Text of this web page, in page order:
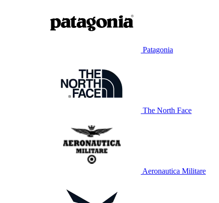
Patagonia
The North Face
Aeronautica Militare